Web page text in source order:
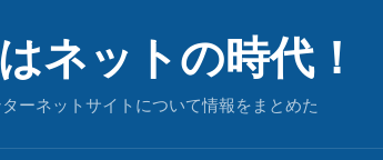
ネットの時代！
ーネットサイトについて情報をまとめた